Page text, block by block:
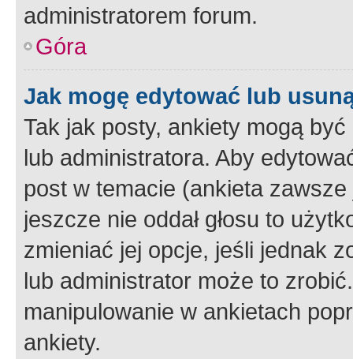
administratorem forum.
Góra
Jak mogę edytować lub
Tak jak posty, ankiety mogą
lub administratora. Aby
post w temacie (ankieta
jeszcze nie oddał głosu to
zmieniać jej opcje, jeśli jednak
lub administrator może to
manipulowanie w ankietach
ankiety.